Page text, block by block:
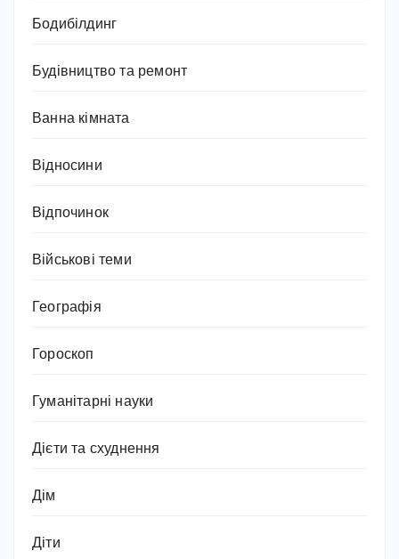
Бодибілдинг
Будівництво та ремонт
Ванна кімната
Відносини
Відпочинок
Військові теми
Географія
Гороскоп
Гуманітарні науки
Дієти та схуднення
Дім
Діти